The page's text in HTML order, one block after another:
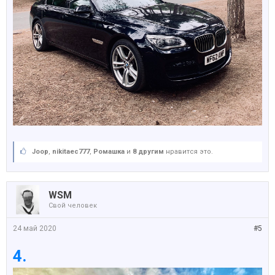
Joop, nikitaec777, Ромашка и 8 другим нравится это.
WSM
Свой человек
#5
24 май 2020
4.